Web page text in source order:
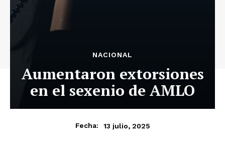
NACIONAL
Aumentaron extorsiones
en el sexenio de AMLO
Fecha: 13 julio, 2025